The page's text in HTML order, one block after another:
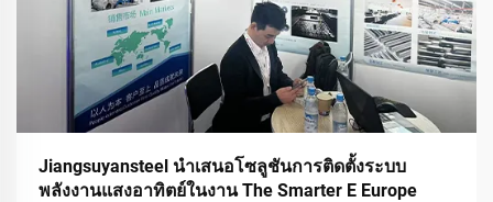
Jiangsuyansteel นำเสนอโซลูชันการติดตั้งระบบ
พลังงานแสงอาทิตย์ในงาน The Smarter E Europe